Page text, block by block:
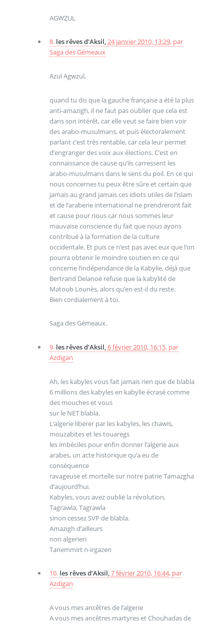
AGWZUL
8. les rêves d’Aksil,24 janvier 2010, 13:29, par
Saga des Gémeaux
Azul Agwzul,
quand tu dis que la gauche française a été la plus
anti-amazigh, il ne faut pas oublier que cela est
dans son intérêt, car elle veut se faire bien voir
des arabo-musulmans, et puis électoralement
parlant c’est très rentable, car cela leur permet
d’engranger des voix aux élections. C’est en
connaissance de cause qu’ils carressent les
arabo-musulmans dans le sens du poil. En ce qui
nous concernes tu peux être sûre et certain que
jamais au grand jamais ces idiots utiles de l’islam
et de l’araberie international ne prendreront fait
et cause pour nous car nous sommes leur
mauvaise conscience du fait que nous ayons
contribué à la formation de la culture
occidentale. Et puis ce n’est pas avec eux que l’on
pourra obtenir le moindre soutien en ce qui
concerne l’indépendance de la Kabylie, déjà que
Bertrand Delanoë refuse que la kabylité de
Matoub Lounès, alors qu’en est-il du reste.
Bien cordialement à toi.
Saga des Gémeaux.
9. les rêves d’Aksil,6 février 2010, 16:15, par
Azdigan
Ah, les kabyles vous fait jamais rien que de blabla
6 millions des kabyles en kabylie écrasé comme
des mouches et vous
sur le NET blabla.
L’algerie liberer par les kabyles, les chawis,
mouzabites et les touaregs
les imbéciles pour enfin donner l’algerie aux
arabes, un acte historique qu’a eu de
conséquence
ravageuse et mortelle sur notre patrie Tamazgha
d’aujourd’hui.
Kabyles, vous avez oublié la révolution,
Tagrawla, Tagrawla
sinon cessez SVP de blabla.
Amazigh d’ailleurs
non algerien
Tanemmirt n-irgazen
10. les rêves d’Aksil,7 février 2010, 16:44, par
Azdigan
A vous mes ancêtres de l’algerie
A vous mes ancêtres martyres et Chouhadas de